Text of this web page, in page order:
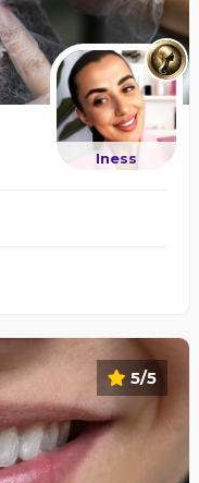
Iness
5/5